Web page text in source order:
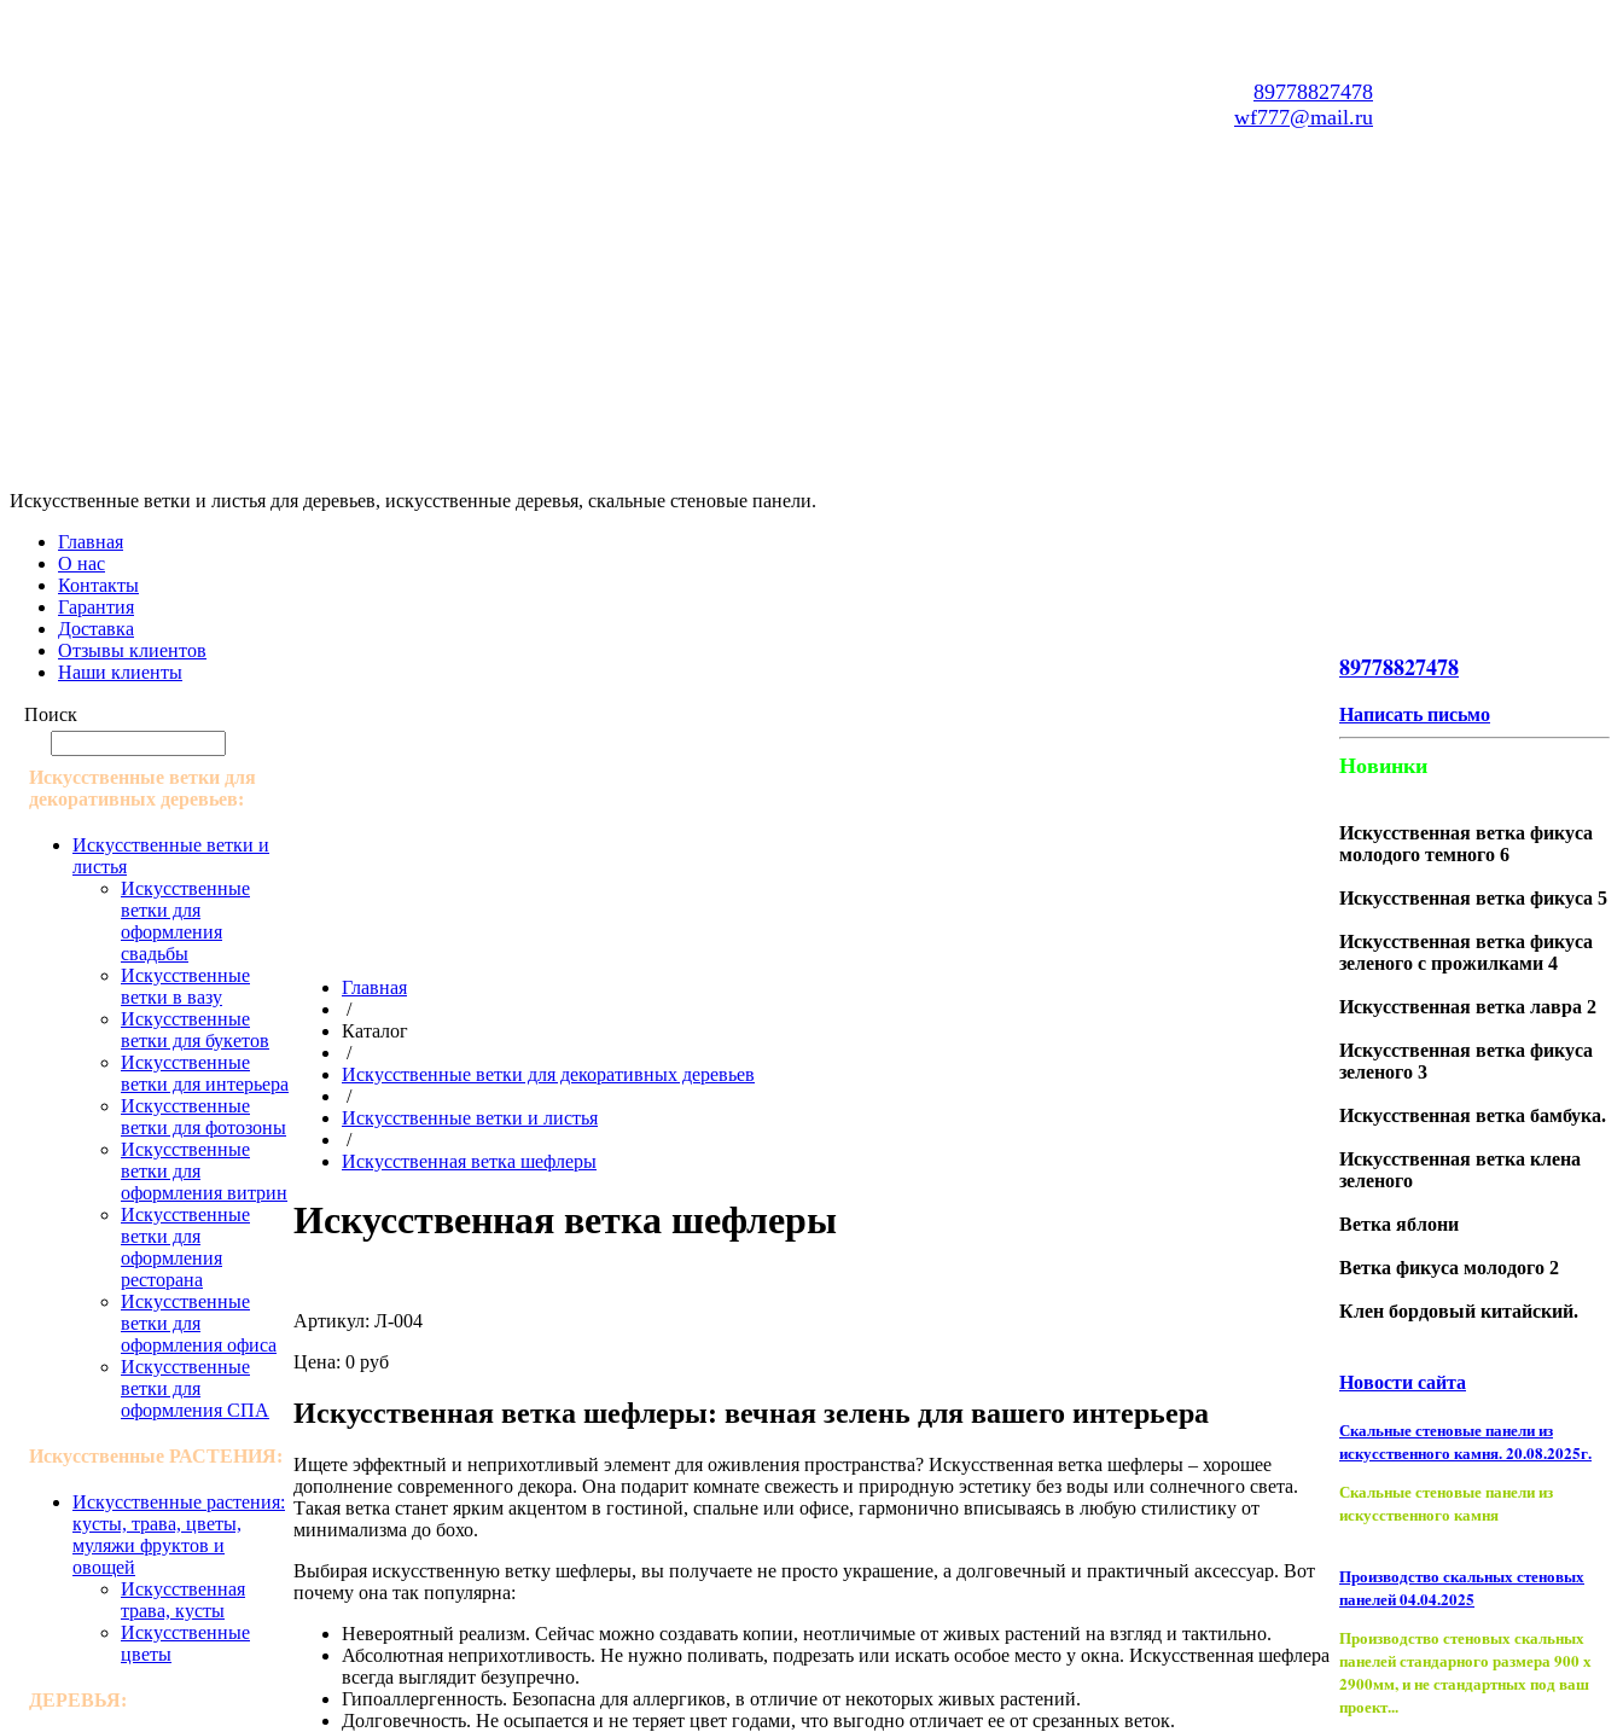
Искусственные ветки и листья для деревьев, искусственные деревья, скальные стеновые панели.
89778827478
wf777@mail.ru
Главная
О нас
Контакты
Гарантия
Доставка
Отзывы клиентов
Наши клиенты
Поиск
Искусственные ветки для
декоративных деревьев:
Искусственные ветки и
листья
Искусственные
ветки для
оформления
свадьбы
Искусственные
ветки в вазу
Искусственные
ветки для букетов
Искусственные
ветки для интерьера
Искусственные
ветки для фотозоны
Искусственные
ветки для
оформления витрин
Искусственные
ветки для
оформления
ресторана
Искусственные
ветки для
оформления офиса
Искусственные
ветки для
оформления СПА
Искусственные РАСТЕНИЯ:
Искусственные растения:
кусты, трава, цветы,
муляжи фруктов и
овощей
Искусственная
трава, кусты
Искусственные
цветы
ДЕРЕВЬЯ:
Главная
/
Каталог
/
Искусственные ветки для декоративных деревьев
/
Искусственные ветки и листья
/
Искусственная ветка шефлеры
Искусственная ветка шефлеры
Артикул: Л-004
Цена: 0 руб
Искусственная ветка шефлеры: вечная зелень для вашего интерьера
Ищете эффектный и неприхотливый элемент для оживления пространства? Искусственная ветка шефлеры – хорошее
дополнение современного декора. Она подарит комнате свежесть и природную эстетику без воды или солнечного света.
Такая ветка станет ярким акцентом в гостиной, спальне или офисе, гармонично вписываясь в любую стилистику от
минимализма до бохо.
Выбирая искусственную ветку шефлеры, вы получаете не просто украшение, а долговечный и практичный аксессуар. Вот
почему она так популярна:
Невероятный реализм. Сейчас можно создавать копии, неотличимые от живых растений на взгляд и тактильно.
Абсолютная неприхотливость. Не нужно поливать, подрезать или искать особое место у окна. Искусственная шефлера
всегда выглядит безупречно.
Гипоаллергенность. Безопасна для аллергиков, в отличие от некоторых живых растений.
Долговечность. Не осыпается и не теряет цвет годами, что выгодно отличает ее от срезанных веток.
89778827478
Написать письмо
Новинки
Искусственная ветка фикуса
молодого темного 6
Искусственная ветка фикуса 5
Искусственная ветка фикуса
зеленого с прожилками 4
Искусственная ветка лавра 2
Искусственная ветка фикуса
зеленого 3
Искусственная ветка бамбука.
Искусственная ветка клена
зеленого
Ветка яблони
Ветка фикуса молодого 2
Клен бордовый китайский.
Новости сайта
Скальные стеновые панели из
искусственного камня. 20.08.2025г.
Скальные стеновые панели из
искусственного камня
Производство скальных стеновых
панелей 04.04.2025
Производство стеновых скальных
панелей стандарного размера 900 х
2900мм, и не стандартных под ваш
проект...